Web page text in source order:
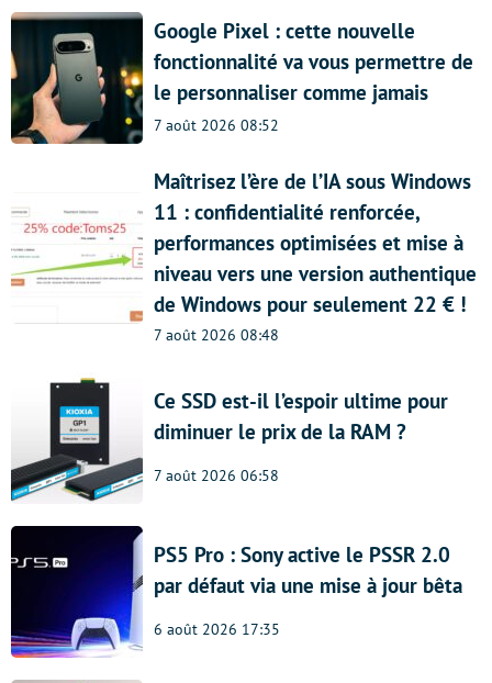
Google Pixel : cette nouvelle
fonctionnalité va vous permettre de
le personnaliser comme jamais
7 août 2026 08:52
Maîtrisez l’ère de l’IA sous Windows
11 : confidentialité renforcée,
performances optimisées et mise à
niveau vers une version authentique
de Windows pour seulement 22 € !
7 août 2026 08:48
Ce SSD est-il l’espoir ultime pour
diminuer le prix de la RAM ?
7 août 2026 06:58
PS5 Pro : Sony active le PSSR 2.0
par défaut via une mise à jour bêta
6 août 2026 17:35